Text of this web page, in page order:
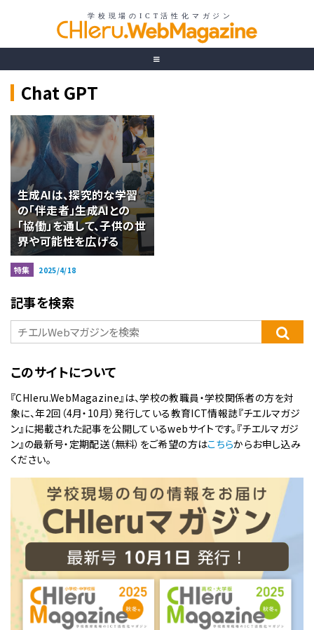
Chat GPT
生成AIは、探究的な学習
の「伴走者」生成AIとの
「協働」を通して、子供の世
界や可能性を広げる
特集 2025/4/18
記事を検索
このサイトについて
『CHIeru.WebMagazine』は、学校の教職員・学校関係者の方を対
象に、年2回（4月・10月）発行している教育ICT情報誌『チエルマガジ
ン』に掲載された記事を公開しているwebサイトです。『チエルマガジ
ン』の最新号・定期配送（無料）をご希望の方はこちらからお申し込み
ください。